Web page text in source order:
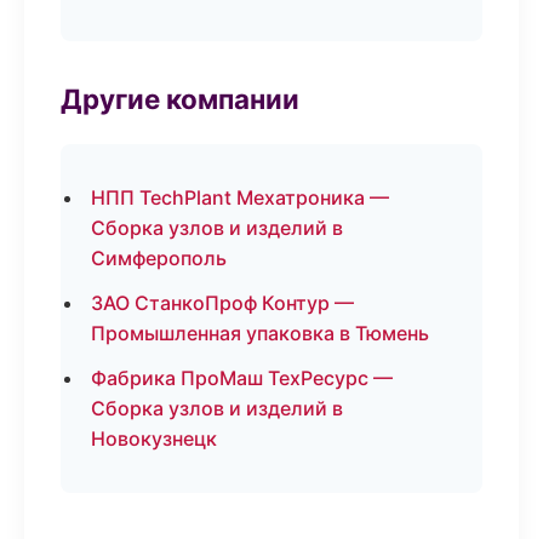
Другие компании
НПП TechPlant Мехатроника —
Сборка узлов и изделий в
Симферополь
ЗАО СтанкоПроф Контур —
Промышленная упаковка в Тюмень
Фабрика ПроМаш ТехРесурс —
Сборка узлов и изделий в
Новокузнецк